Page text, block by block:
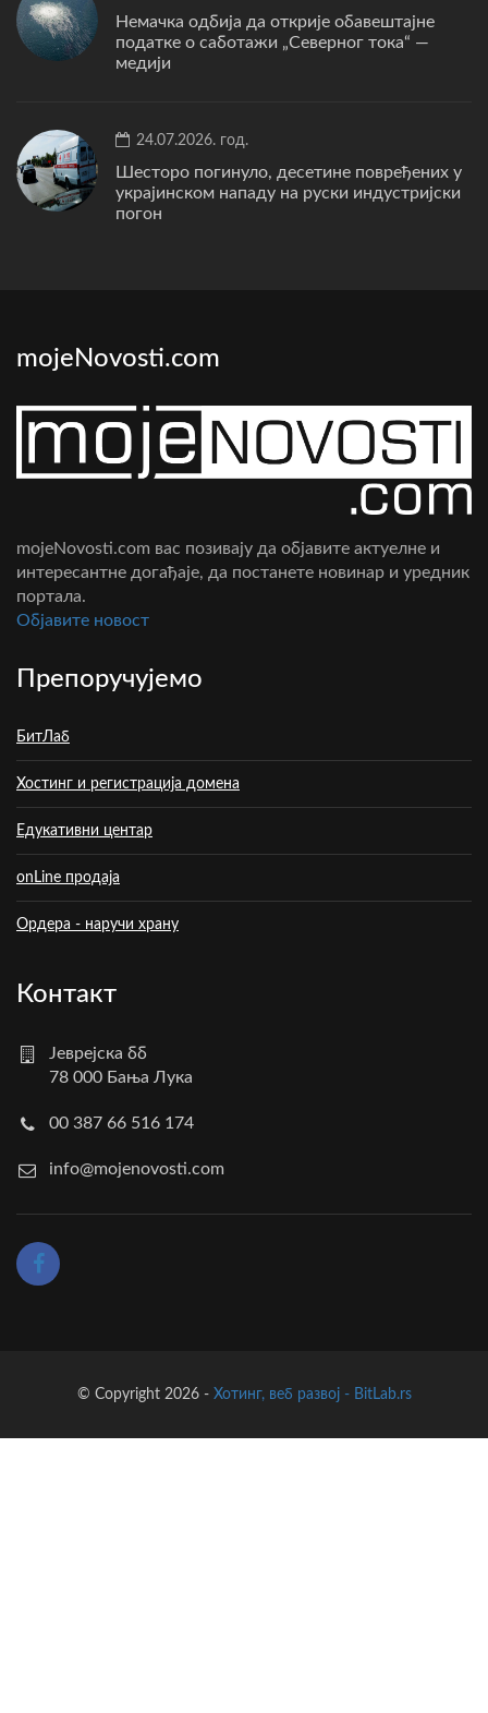
Немачка одбија да открије обавештајне
податке о саботажи „Северног тока“ —
медији
24.07.2026. год.
Шесторо погинуло, десетине повређених у
украјинском нападу на руски индустријски
погон
mojeNovosti.com
mojeNovosti.com вас позивају да објавите актуелне и
интересантне догађаје, да постанете новинар и уредник
портала.
Oбјавите новост
Препоручујемо
БитЛаб
Хостинг и регистрација домена
Едукативни центар
onLine продаја
Ордера - наручи храну
Контакт
Јеврејска бб
78 000 Бања Лука
00 387 66 516 174
info@mojenovosti.com
© Copyright 2026 - Хотинг, веб развој - BitLab.rs